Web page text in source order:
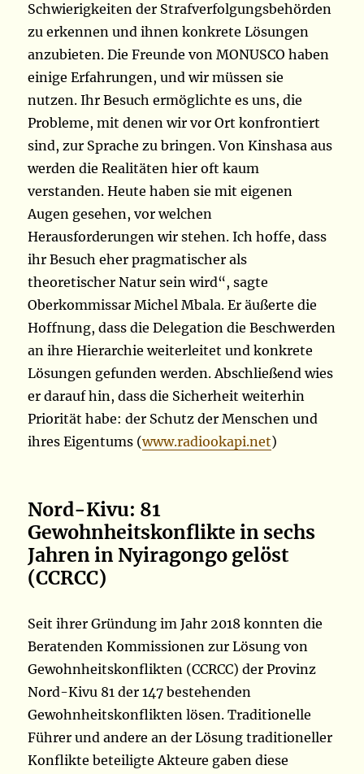
Schwierigkeiten der Strafverfolgungsbehörden
zu erkennen und ihnen konkrete Lösungen
anzubieten. Die Freunde von MONUSCO haben
einige Erfahrungen, und wir müssen sie
nutzen. Ihr Besuch ermöglichte es uns, die
Probleme, mit denen wir vor Ort konfrontiert
sind, zur Sprache zu bringen. Von Kinshasa aus
werden die Realitäten hier oft kaum
verstanden. Heute haben sie mit eigenen
Augen gesehen, vor welchen
Herausforderungen wir stehen. Ich hoffe, dass
ihr Besuch eher pragmatischer als
theoretischer Natur sein wird“, sagte
Oberkommissar Michel Mbala. Er äußerte die
Hoffnung, dass die Delegation die Beschwerden
an ihre Hierarchie weiterleitet und konkrete
Lösungen gefunden werden. Abschließend wies
er darauf hin, dass die Sicherheit weiterhin
Priorität habe: der Schutz der Menschen und
ihres Eigentums (www.radiookapi.net)
Nord-Kivu: 81
Gewohnheitskonflikte in sechs
Jahren in Nyiragongo gelöst
(CCRCC)
Seit ihrer Gründung im Jahr 2018 konnten die
Beratenden Kommissionen zur Lösung von
Gewohnheitskonflikten (CCRCC) der Provinz
Nord-Kivu 81 der 147 bestehenden
Gewohnheitskonflikten lösen. Traditionelle
Führer und andere an der Lösung traditioneller
Konflikte beteiligte Akteure gaben diese